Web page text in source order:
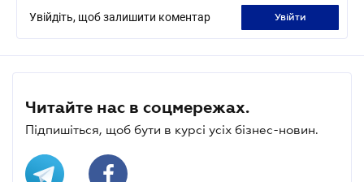
Увійдіть, щоб залишити коментар увійти
Читайте нас в соцмережах.
Підпишіться, щоб бути в курсі усіх бізнес-новин.